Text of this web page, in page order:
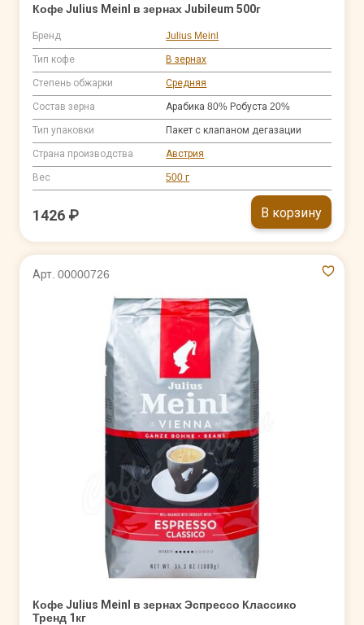
Кофе Julius Meinl в зернах Jubileum 500г
Бренд Julius Meinl
Тип кофе В зернах
Степень обжарки Средняя
Состав зерна Арабика 80% Робуста 20%
Тип упаковки Пакет с клапаном дегазации
Страна производства Австрия
Вес 500 г
1426 ₽ В корзину
Арт. 00000726
Кофе Julius Meinl в зернах Эспрессо Классико
Тренд 1кг